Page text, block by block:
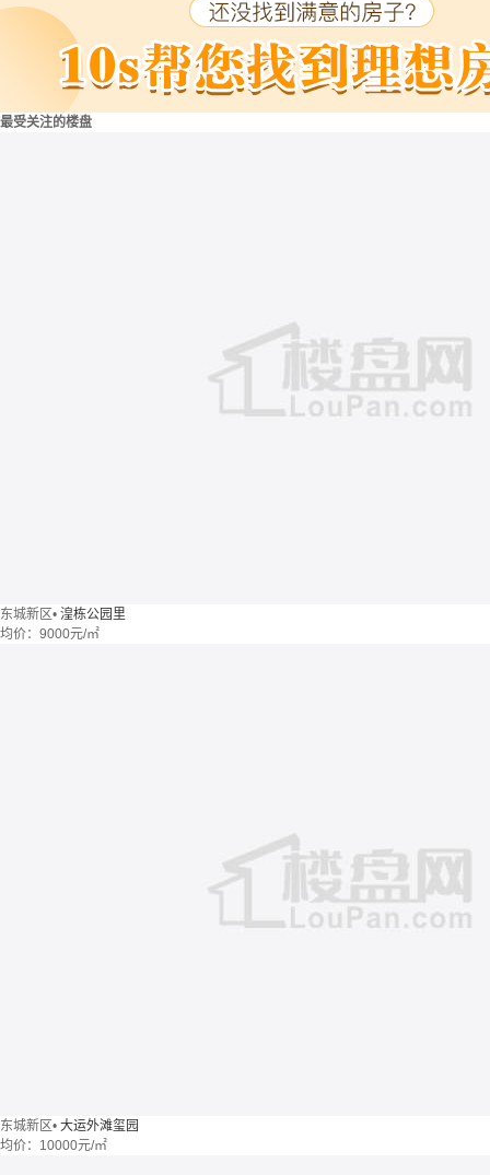
最受关注的楼盘
东城新区• 湟栋公园里
均价： 9000元/㎡
东城新区• 大运外滩玺园
均价： 10000元/㎡